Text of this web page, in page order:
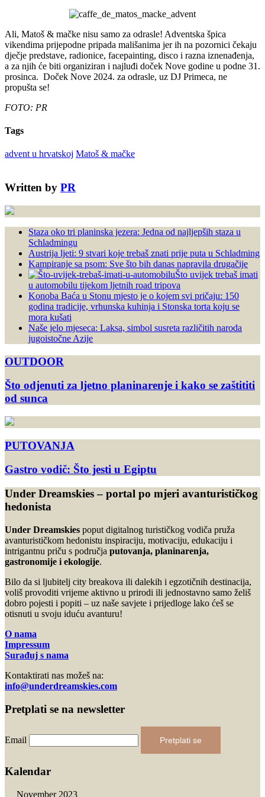
Ali, Matoš & mačke nisu samo za odrasle! Adventska špica
vikendima prijepodne pripada mališanima jer ih na pozornici čekaju
dječje predstave, radionice, facepainting, disco i razna iznenađenja,
a za njih će biti organiziran i najluđi doček Nove godine u podne 31.
prosinca. Doček Nove 2024. za odrasle, uz DJ Primeca, ne
propušta se!
FOTO: PR
Tags
advent u hrvatskoj Matoš & mačke
Written by PR
Staza oko tri planinska jezera: Jedna od najljepših staza u
Schladmingu
Austrija ljeti: 9 stvari koje trebaš znati prije puta u Schladming
Kampiranje sa psom: Sve što bih danas napravila drugačije
Što uvijek trebaš imati
u automobilu tijekom ljetnih road tripova
Konoba Baća u Stonu mjesto je o kojem svi pričaju: 150
godina tradicije, vrhunska kuhinja i Stonska torta koju se
mora kušati
Naše jelo mjeseca: Laksa, simbol susreta različitih naroda
jugoistočne Azije
OUTDOOR
Što odjenuti za ljetno planinarenje i kako se zaštititi
od sunca
PUTOVANJA
Gastro vodič: Što jesti u Egiptu
Under Dreamskies – portal po mjeri avanturističkog
hedonista
Under Dreamskies poput digitalnog turističkog vodiča pruža
avanturističkom hedonistu inspiraciju, motivaciju, edukaciju i
intrigantnu priču s područja putovanja, planinarenja,
gastronomije i ekologije.
Bilo da si ljubitelj city breakova ili dalekih i egzotičnih destinacija,
voliš provoditi vrijeme aktivno u prirodi ili jednostavno samo želiš
dobro pojesti i popiti – uz naše savjete i prijedloge lako ćeš se
otisnuti u svoju iduću avanturu!
O nama
Impressum
Surađuj s nama
Kontaktirati nas možeš na:
info@underdreamskies.com
Pretplati se na newsletter
Email Pretplati se
Kalendar
November 2023